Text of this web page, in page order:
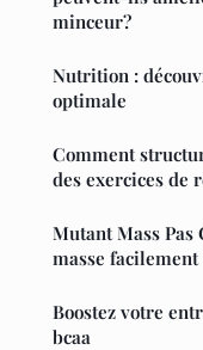
minceur?
Nutrition :
optimale
Comment
des exercices de
Mutant Mass Pas
masse facilement
Boostez votre
bcaa